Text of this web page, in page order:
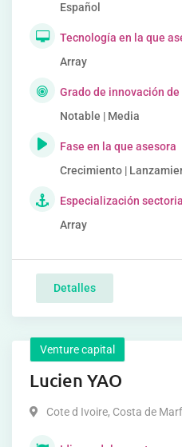
Español
Tecnología en la que
Array
Grado de innovación
Notable | Media
Fase en la que asesora
Crecimiento |
Especialización sectorial
Array
Detalles
Venture capital
Lucien YAO
Cote d Ivoire, Costa de